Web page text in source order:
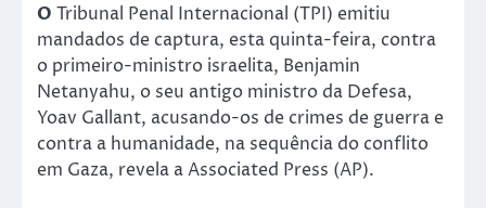
O Tribunal Penal Internacional (TPI) emitiu
mandados de captura, esta quinta-feira, contra
o primeiro-ministro israelita, Benjamin
Netanyahu, o seu antigo ministro da Defesa,
Yoav Gallant, acusando-os de crimes de guerra e
contra a humanidade, na sequência do conflito
em Gaza, revela a Associated Press (AP).